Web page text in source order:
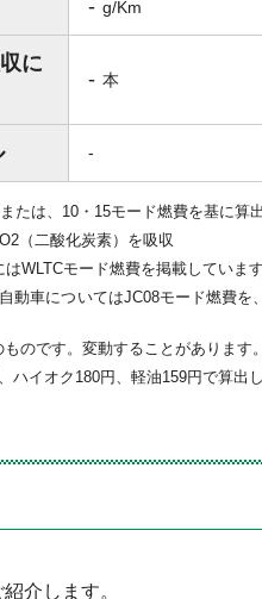
- g/Km
に
- 本
-
たは、10・15モード燃費を基に算
（二酸化炭素）を吸収
WLTCモード燃費を掲載していま
動車についてはJC08モード燃費
のです。変動することがあります
ハイオク180円、軽油159円で算出
介します。